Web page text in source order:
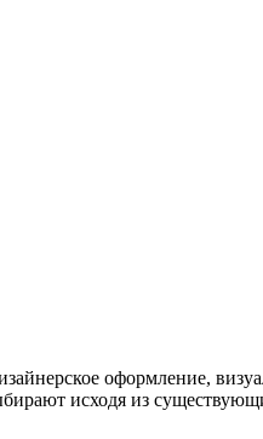
оформление,
исходя из